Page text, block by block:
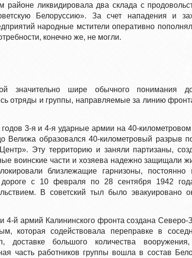
районе ликвидировала два склада с
Белоруссию». За счет нападения и
народные мстители оперативно
конечно же, не могли.
значительно шире обычного понимания
отряды и группы, направляемые за линию
3-я и 4-я ударные армии на 40-километровом
Велижа образовался 40-километровый разрыв
Эту территорию и заняли партизаны,
воинские части и хозяева надежно защищали
близлежащие гарнизоны, постоянно
с 10 февраля по 28 сентября 1942
В советский тыл было эвакуировано
4-й армий Калининского фронта создана Северо-
которая содействовала переправке в
доставке большого количества
часть работников группы вошла в состав